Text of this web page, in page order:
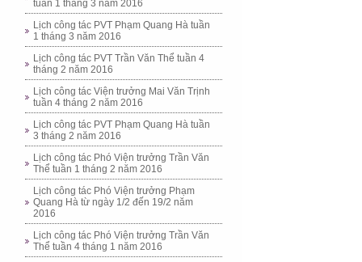
tuần 1 tháng 3 năm 2016
Lịch công tác PVT Phạm Quang Hà tuần
1 tháng 3 năm 2016
Lịch công tác PVT Trần Văn Thể tuần 4
tháng 2 năm 2016
Lịch công tác Viện trưởng Mai Văn Trịnh
tuần 4 tháng 2 năm 2016
Lịch công tác PVT Phạm Quang Hà tuần
3 tháng 2 năm 2016
Lịch công tác Phó Viện trưởng Trần Văn
Thể tuần 1 tháng 2 năm 2016
Lịch công tác Phó Viện trưởng Phạm
Quang Hà từ ngày 1/2 đến 19/2 năm
2016
Lịch công tác Phó Viện trưởng Trần Văn
Thể tuần 4 tháng 1 năm 2016